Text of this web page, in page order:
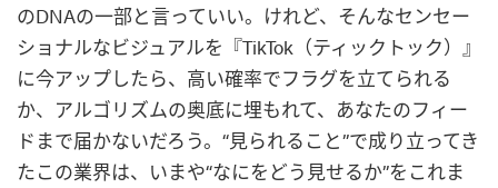
のDNAの一部と言っていい。けれど、そんなセンセー
ショナルなビジュアルを『TikTok（ティックトック）』
に今アップしたら、高い確率でフラグを立てられる
か、アルゴリズムの奥底に埋もれて、あなたのフィー
ドまで届かないだろう。“見られること”で成り立ってき
たこの業界は、いまや“なにをどう見せるか”をこれま